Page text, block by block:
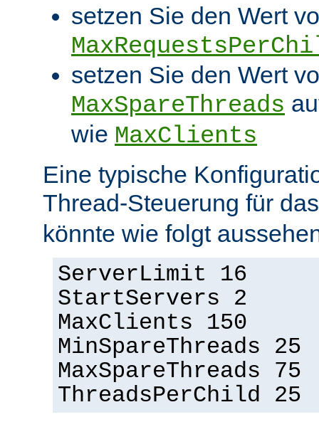
setzen Sie den Wert
setzen Sie den Wert
MaxSpareThreads
wie MaxClients
Eine typische
Thread-Steuerung für
könnte wie folgt
ServerLimit 16
StartServers 2
MaxClients 150
MinSpareThreads 25
MaxSpareThreads 75
ThreadsPerChild 25